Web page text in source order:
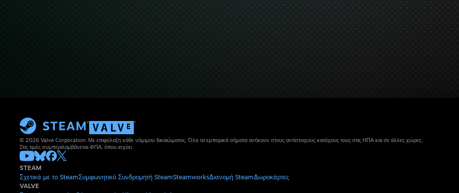
© 2026 Valve Corporation. Με επιφύλαξη κάθε νόμιμου δικαιώματος. Όλα τα εμπορικά σήματα ανήκουν στους αντίστοιχους κατόχους τους στις ΗΠΑ και σε άλλες χώρες.
Στις τιμές συμπεριλαμβάνεται ΦΠΑ, όπου ισχύει.
STEAM
Σχετικά με το SteamΣυμφωνητικό Συνδρομητή SteamSteamworksΔιανομή SteamΔωροκάρτες
VALVE